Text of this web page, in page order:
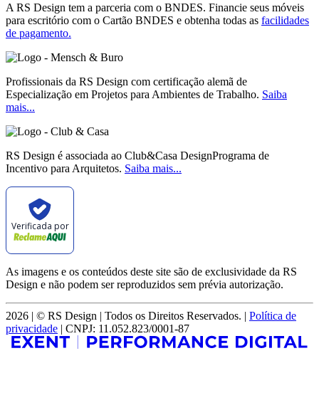
A RS Design tem a parceria com o BNDES. Financie seus móveis
para escritório com o Cartão BNDES e obtenha todas as facilidades
de pagamento.
Profissionais da RS Design com certificação alemã de
Especialização em Projetos para Ambientes de Trabalho. Saiba
mais...
RS Design é associada ao Club&Casa DesignPrograma de
Incentivo para Arquitetos. Saiba mais...
Verificada por
As imagens e os conteúdos deste site são de exclusividade da RS
Design e não podem ser reproduzidos sem prévia autorização.
2026 | © RS Design | Todos os Direitos Reservados. | Política de
privacidade | CNPJ: 11.052.823/0001-87